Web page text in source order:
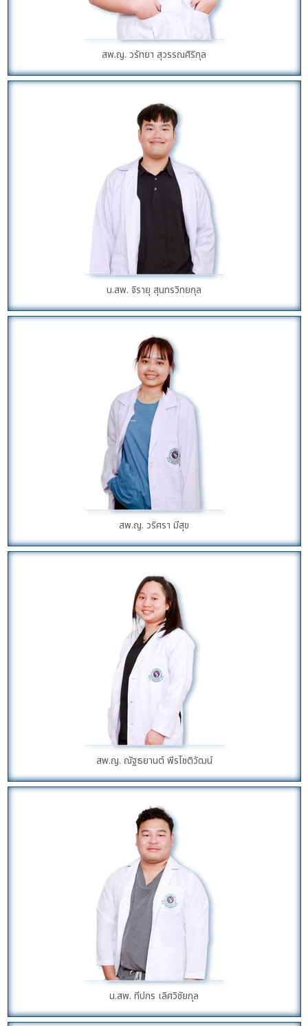
สพ.ญ. วรัทยา สุวรรณศิริกุล
น.สพ. จิรายุ สุนทรวิทยกุล
สพ.ญ. วริศรา มีสุข
สพ.ญ. ณัฐธยานต์ พีรโชติวัฒน์
น.สพ. ทีปกร เลิศวิชัยกุล